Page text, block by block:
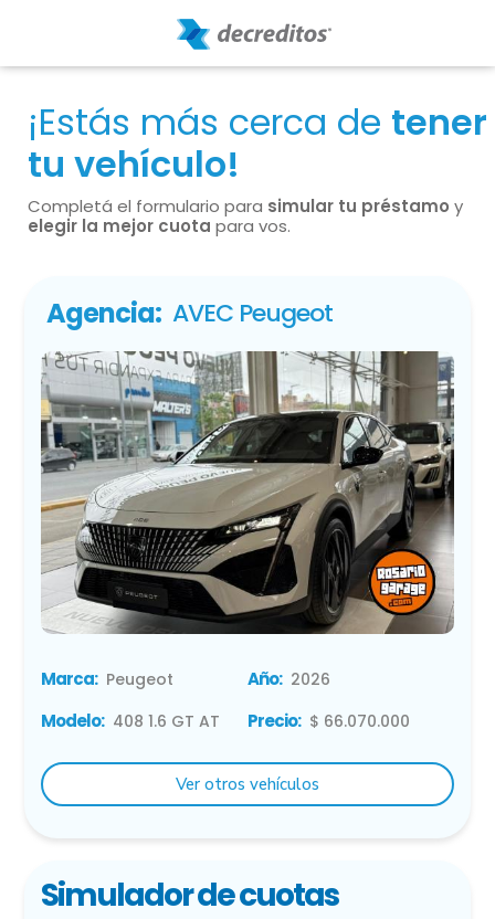
¡Estás más cerca de tener
tu vehículo!
Completá el formulario para simular tu préstamo y
elegir la mejor cuota para vos.
Agencia: AVEC Peugeot
Marca: Peugeot
Modelo: 408 1.6 GT AT
Año: 2026
Precio: $ 66.070.000
Ver otros vehículos
Simulador de cuotas